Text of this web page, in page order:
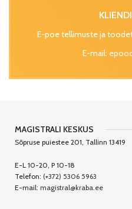
E-poe tellimuste ja
E-mail:
MAGISTRALI KESKUS
Sõpruse puiestee 201, Tallinn 13419
E-L 10-20, P 10-18
Telefon: (+372) 5306 5963
E-mail: magistral@kraba.ee